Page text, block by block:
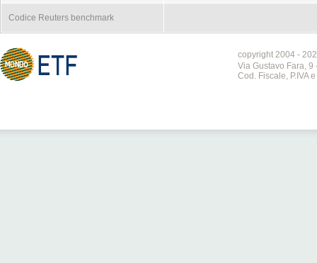
Codice Reuters benchmark
copyright 2004 -
Via Gustavo Fara, 9
Cod. Fiscale, P.IVA